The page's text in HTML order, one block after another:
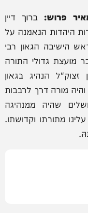
פרוש:ברוך דיין
היהדות הנאמנה על
הישיבה הגאון רבי
מועצת גדולי התורה
הנהיג בגאון
מורה דרך לרבבות
שהיה ממנהיגה
מתורתו וקדושתו.